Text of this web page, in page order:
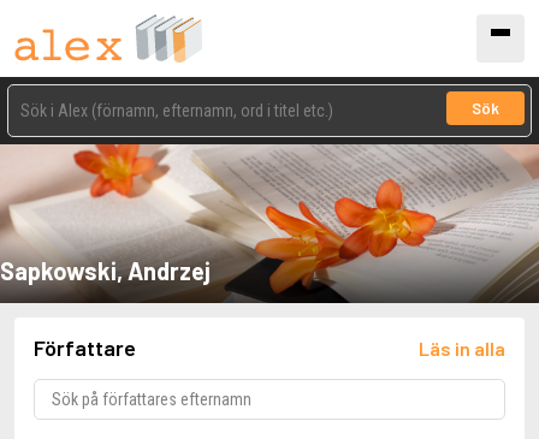
Sök
Sapkowski, Andrzej
Författare Läs in alla